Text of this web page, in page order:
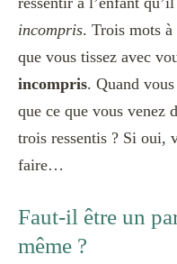
incompris. Trois mots
que vous tissez avec
incompris. Quand
que ce que vous venez
trois ressentis ? Si oui,
faire…
Faut-il être un
même ?